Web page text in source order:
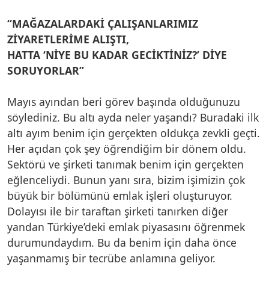
“MAĞAZALARDAKİ ÇALIŞANLARIMIZ
ZİYARETLERİME ALIŞTI,
HATTA ‘NİYE BU KADAR GECİKTİNİZ?’ DİYE
SORUYORLAR”
Mayıs ayından beri görev başında olduğunuzu
söylediniz. Bu altı ayda neler yaşandı? Buradaki ilk
altı ayım benim için gerçekten oldukça zevkli geçti.
Her açıdan çok şey öğrendiğim bir dönem oldu.
Sektörü ve şirketi tanımak benim için gerçekten
eğlenceliydi. Bunun yanı sıra, bizim işimizin çok
büyük bir bölümünü emlak işleri oluşturuyor.
Dolayısı ile bir taraftan şirketi tanırken diğer
yandan Türkiye’deki emlak piyasasını öğrenmek
durumundaydım. Bu da benim için daha önce
yaşanmamış bir tecrübe anlamına geliyor.